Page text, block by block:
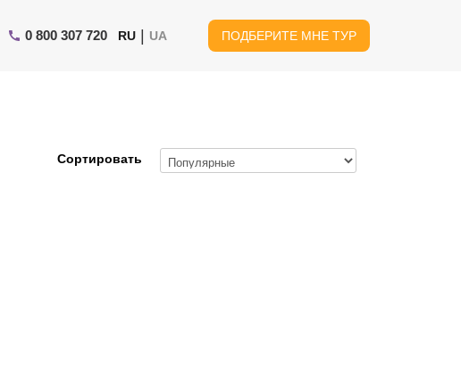
0 800 307 720 RU | UA ПОДБЕРИТЕ МНЕ ТУР
Сортировать